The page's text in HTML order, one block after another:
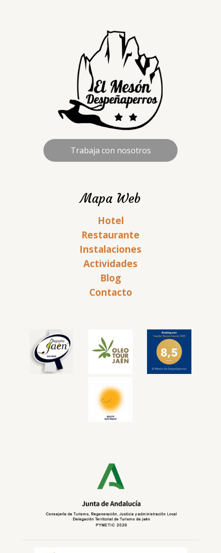
Trabaja con nosotros
Mapa Web
Hotel
Restaurante
Instalaciones
Actividades
Blog
Contacto